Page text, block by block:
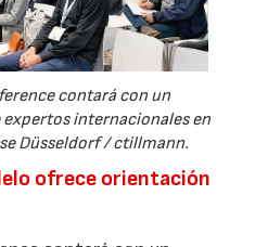
contará con un
internacionales en
Düsseldorf / ctillmann.
ofrece orientación